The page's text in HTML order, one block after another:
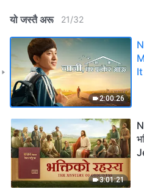
यो जस्तै अरू 21/32
2:00:26
3:01:21